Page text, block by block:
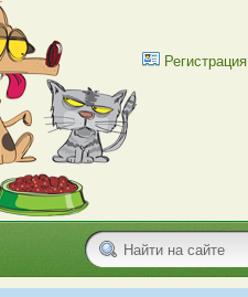
Регистрация